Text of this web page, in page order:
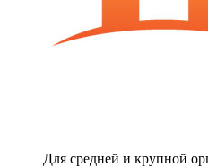
Для средней и крупной